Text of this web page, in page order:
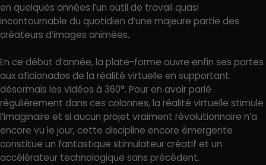
en quelques années l’un outil de travail quasi
incontournable du quotidien d’une majeure partie des
créateurs d’images animées.
En ce début d’année, la plate-forme ouvre enfin ses portes
aux aficionados de la réalité virtuelle en supportant
désormais les vidéos à 360°. Pour en avoir parlé
régulièrement dans ces colonnes, la réalité virtuelle stimule
l’imaginaire et si aucun projet vraiment révolutionnaire n’a
encore vu le jour, cette discipline encore émergente
constitue un fantastique stimulateur créatif et un
accélérateur technologique sans précédent.